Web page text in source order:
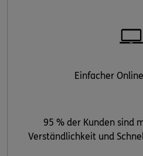
Einfacher
95 % der Kunden sind
Verständlichkeit und